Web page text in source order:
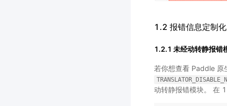
1.2 报错信息定制
1.2.1 未经动转静报错
若你想查看 Paddle 原
动转静报错模块。 在